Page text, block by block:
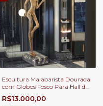
Escultura Malabarista Dourada
com Globos Fosco Para Hall de
Entrada, Sala de Estar e Jardim
de Inverno
R$13.000,00